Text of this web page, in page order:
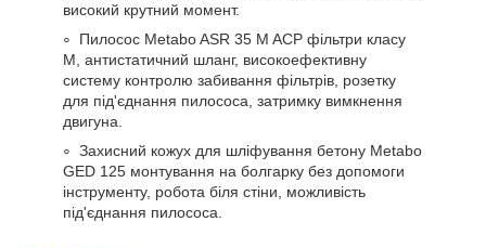
високий крутний момент.
Пилосос Metabo ASR 35 M ACP фільтри класу
M, антистатичний шланг, високоефективну
систему контролю забивання фільтрів, розетку
для під'єднання пилососа, затримку вимкнення
двигуна.
Захисний кожух для шліфування бетону Metabo
GED 125 монтування на болгарку без допомоги
інструменту, робота біля стіни, можливість
під'єднання пилососа.